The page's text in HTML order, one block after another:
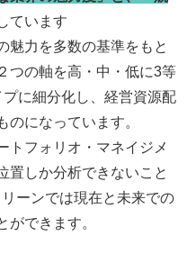
ています
魅力を多数の基準をもと
つの軸を高・中・低に3等
に細分化し、経営資源配
になっています。
トフォリオ・マネイジメ
置しか分析できないこと
ーンでは現在と未来での
ができます。